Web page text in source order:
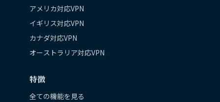
アメリカ対応VPN
イギリス対応VPN
カナダ対応VPN
オーストラリア対応VPN
特徴
全ての機能を見る